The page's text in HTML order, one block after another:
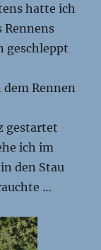
hatte ich
Rennens
geschleppt
Rennen
gestartet
ich im
den Stau
…